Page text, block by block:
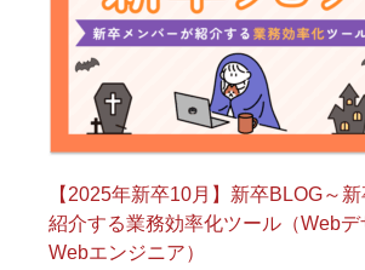
【2025年新卒10月】新卒BLOG～
紹介する業務効率化ツール（Webデ
Webエンジニア）